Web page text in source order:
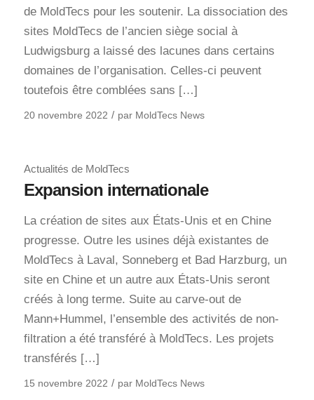
de MoldTecs pour les soutenir. La dissociation des
sites MoldTecs de l’ancien siège social à
Ludwigsburg a laissé des lacunes dans certains
domaines de l’organisation. Celles-ci peuvent
toutefois être comblées sans […]
20 novembre 2022 / par MoldTecs News
Actualités de MoldTecs
Expansion internationale
La création de sites aux États-Unis et en Chine
progresse. Outre les usines déjà existantes de
MoldTecs à Laval, Sonneberg et Bad Harzburg, un
site en Chine et un autre aux États-Unis seront
créés à long terme. Suite au carve-out de
Mann+Hummel, l’ensemble des activités de non-
filtration a été transféré à MoldTecs. Les projets
transférés […]
15 novembre 2022 / par MoldTecs News